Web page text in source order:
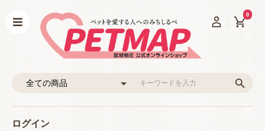
0
ログイン